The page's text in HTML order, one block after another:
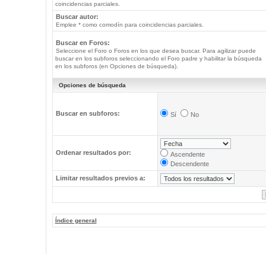
coincidencias parciales.
Buscar autor:
Emplee * como comodín para coincidencias parciales.
Buscar en Foros:
Seleccione el Foro o Foros en los que desea buscar. Para agilizar puede
buscar en los subforos seleccionando el Foro padre y habilitar la búsqueda
en los subforos (en Opciones de búsqueda).
Opciones de búsqueda
Buscar en subforos: Sí No
Ordenar resultados por:
Ascendente
Descendente
Limitar resultados previos a:
Índice general